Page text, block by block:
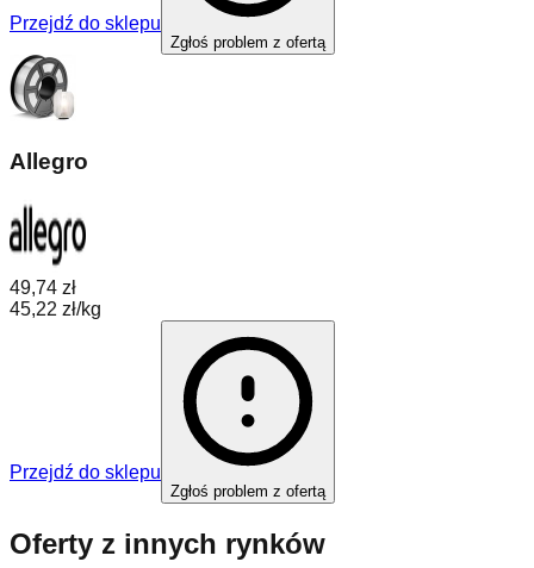
Przejdź do sklepu
Zgłoś problem z ofertą
Allegro
49,74 zł
45,22 zł/kg
Przejdź do sklepu
Zgłoś problem z ofertą
Oferty z innych rynków